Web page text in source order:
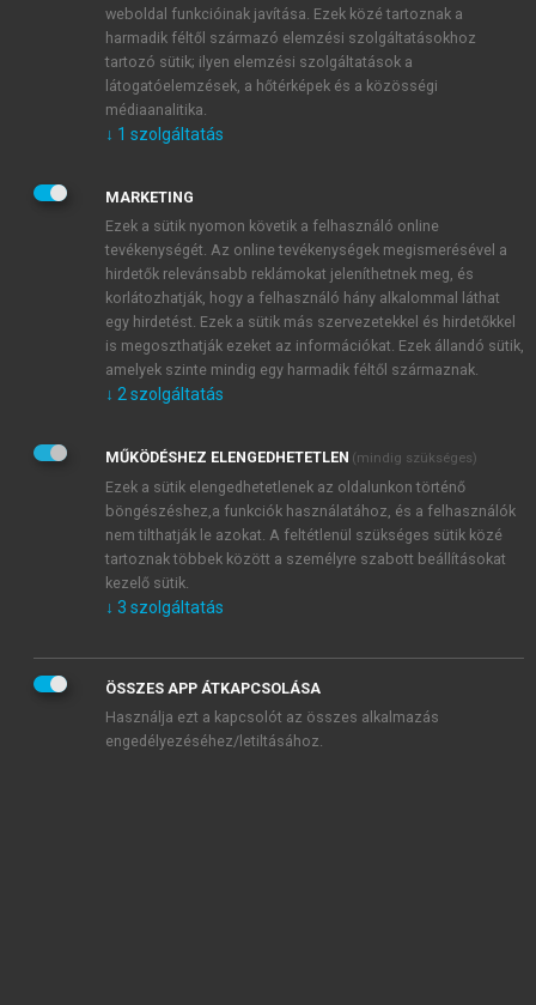
E-MAIL-CÍM
JELSZÓ
JELSZÓ ÚJRA
Kérek értesítést a MeRSZ újdonságairól, akcióiról.
Kérek értesítést az Akadémiai Kiadó Zrt. újdonságairól,
Adatkezelési tájékoztatóbanfoglaltakat tudomásul
veszem és elfogadom.
Általános vásárlási feltételeket, valamint a szotar.netés a
mersz.huoldalak licencszerződéseiben foglaltakat
tudomásul veszem és elfogadom.
KIPRÓBÁLOM
weboldal funkcióinak javítása. Ezek közé tartoznak a
harmadik féltől származó elemzési szolgáltatásokhoz
tartozó sütik; ilyen elemzési szolgáltatások a
látogatóelemzések, a hőtérképek és a közösségi
médiaanalitika.
↓ 1 szolgáltatás
MARKETING
Ezek a sütik nyomon követik a felhasználó online
tevékenységét. Az online tevékenységek megismerésével a
hirdetők relevánsabb reklámokat jeleníthetnek meg, és
korlátozhatják, hogy a felhasználó hány alkalommal láthat
egy hirdetést. Ezek a sütik más szervezetekkel és hirdetőkkel
is megoszthatják ezeket az információkat. Ezek állandó sütik,
amelyek szinte mindig egy harmadik féltől származnak.
↓ 2 szolgáltatás
MŰKÖDÉSHEZ ELENGEDHETETLEN (mindig szükséges)
Ezek a sütik elengedhetetlenek az oldalunkon történő
böngészéshez,a funkciók használatához, és a felhasználók
nem tilthatják le azokat. A feltétlenül szükséges sütik közé
tartoznak többek között a személyre szabott beállításokat
kezelő sütik.
↓ 3 szolgáltatás
ÖSSZES APP ÁTKAPCSOLÁSA
Használja ezt a kapcsolót az összes alkalmazás
engedélyezéséhez/letiltásához.